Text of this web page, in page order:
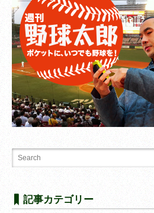
記事カテゴリー